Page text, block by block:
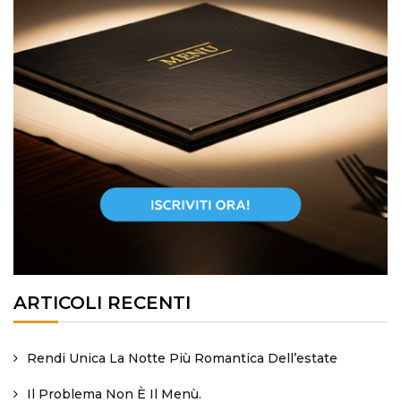
ARTICOLI RECENTI
Rendi Unica La Notte Più Romantica Dell’estate
Il Problema Non È Il Menù.